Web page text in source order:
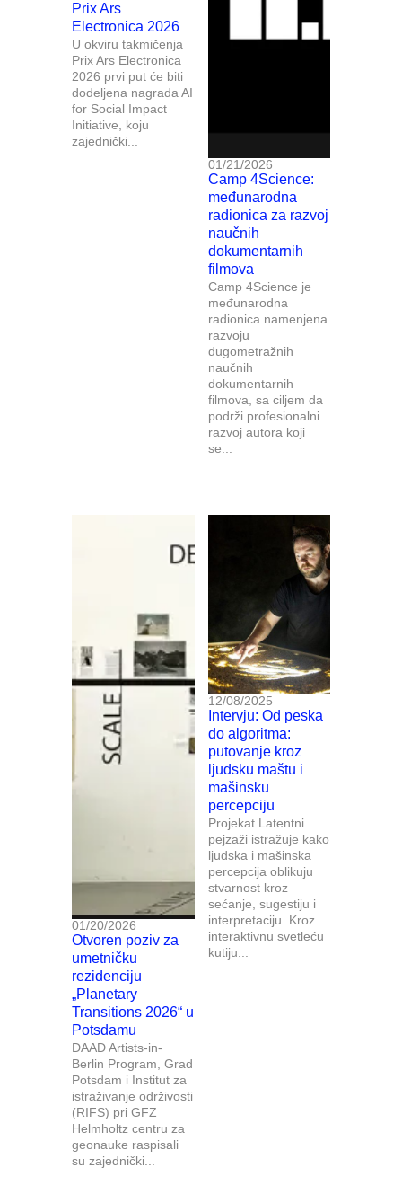
Prix Ars
Electronica 2026
U okviru takmičenja
Prix Ars Electronica
2026 prvi put će biti
dodeljena nagrada AI
for Social Impact
Initiative, koju
zajednički...
01/21/2026
Camp 4Science:
međunarodna
radionica za razvoj
naučnih
dokumentarnih
filmova
Camp 4Science je
međunarodna
radionica namenjena
razvoju
dugometražnih
naučnih
dokumentarnih
filmova, sa ciljem da
podrži profesionalni
razvoj autora koji
se...
01/20/2026
Otvoren poziv za
umetničku
rezidenciju
„Planetary
Transitions 2026“ u
Potsdamu
DAAD Artists-in-
Berlin Program, Grad
Potsdam i Institut za
istraživanje održivosti
(RIFS) pri GFZ
Helmholtz centru za
geonauke raspisali
su zajednički...
12/08/2025
Intervju: Od peska
do algoritma:
putovanje kroz
ljudsku maštu i
mašinsku
percepciju
Projekat Latentni
pejzaži istražuje kako
ljudska i mašinska
percepcija oblikuju
stvarnost kroz
sećanje, sugestiju i
interpretaciju. Kroz
interaktivnu svetleću
kutiju...